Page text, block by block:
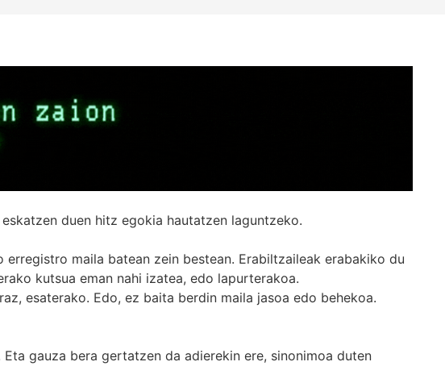
duen hitz egokia hautatzen laguntzeko.
maila batean zein bestean. Erabiltzaileak erabakiko du
kutsua eman nahi izatea, edo lapurterakoa.
esaterako. Edo, ez baita berdin maila jasoa edo behekoa.
gauza bera gertatzen da adierekin ere, sinonimoa duten